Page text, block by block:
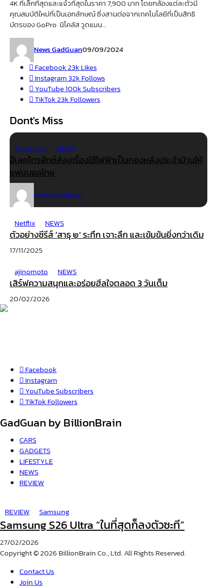
4K ที่เล็กที่สุดและแจ๋วที่สุดในราคา 7,900 บาท โดยกล้องแต่ละตัวมี
คุณสมบัติใหม่ที่เป็นเอกลักษณ์ ซึ่งสานต่อจากเทคโนโลยีที่เป็นสิทธิ
บัตรของ GoPro นิโคลัส วูดแมน...
News GadGuan09/09/2024
Facebook23k Likes
Instagram32k Follows
YouTube100kSubscribers
TikTok23k Followers
Dont's Miss
Electrolux NEWS
อีเลคโทรลักซ์ส่งเครื่องใช้ไฟฟ้าเป็นกองหลังประจำบ้านให้
แฟนบอลไทย
News GadGuan
Netflix NEWS
ตัวอย่างซีรีส์ ‘สาธุ ๒’ ระทึก เจาะลึก และเข้มข้นยิ่งกว่าเดิม
17/11/2025
ajinomoto
NEWS
เสิร์ฟความสนุกและอร่อยฮีลใจตลอด 3 วันเต็ม
20/02/2026
Facebook
Instagram
YouTubeSubscribers
TikTok Followers
GadGuan by BillionBrain
CARS
GADGETS
LIFESTYLE
NEWS
REVIEW
REVIEW Samsung
Samsung S26 Ultra “ในที่สุดก็ลงตัวซะที”
27/02/2026
Copyright © 2026 BillionBrain Co., Ltd. All Rights Reserved.
Contact Us
Join Us